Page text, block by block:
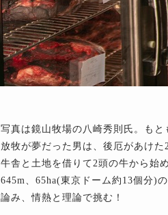
写真は鏡山牧場の八崎秀則氏。も
放牧が夢だった男は、後厄があけ
牛舎と土地を借りて2頭の牛から始
645m、65ha(東京ドーム約13個分)
論み、情熱と理論で挑む！